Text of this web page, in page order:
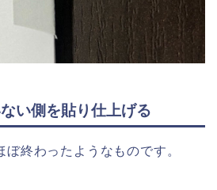
い側を貼り仕上げる
終わったようなものです。